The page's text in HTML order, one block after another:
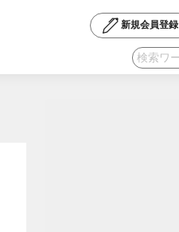
新規会員登録